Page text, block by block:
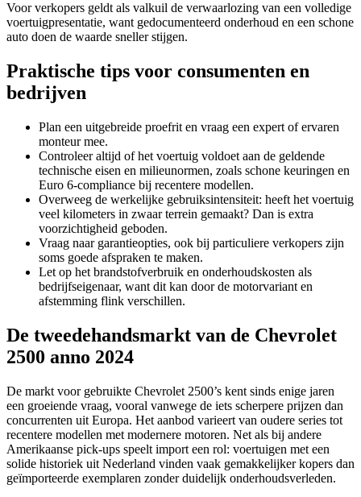
Voor verkopers geldt als valkuil de verwaarlozing van een volledige
voertuigpresentatie, want gedocumenteerd onderhoud en een schone
auto doen de waarde sneller stijgen.
Praktische tips voor consumenten en
bedrijven
Plan een uitgebreide proefrit en vraag een expert of ervaren
monteur mee.
Controleer altijd of het voertuig voldoet aan de geldende
technische eisen en milieunormen, zoals schone keuringen en
Euro 6-compliance bij recentere modellen.
Overweeg de werkelijke gebruiksintensiteit: heeft het voertuig
veel kilometers in zwaar terrein gemaakt? Dan is extra
voorzichtigheid geboden.
Vraag naar garantieopties, ook bij particuliere verkopers zijn
soms goede afspraken te maken.
Let op het brandstofverbruik en onderhoudskosten als
bedrijfseigenaar, want dit kan door de motorvariant en
afstemming flink verschillen.
De tweedehandsmarkt van de Chevrolet
2500 anno 2024
De markt voor gebruikte Chevrolet 2500’s kent sinds enige jaren
een groeiende vraag, vooral vanwege de iets scherpere prijzen dan
concurrenten uit Europa. Het aanbod varieert van oudere series tot
recentere modellen met modernere motoren. Net als bij andere
Amerikaanse pick-ups speelt import een rol: voertuigen met een
solide historiek uit Nederland vinden vaak gemakkelijker kopers dan
geïmporteerde exemplaren zonder duidelijk onderhoudsverleden.